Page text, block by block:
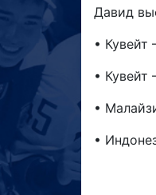
Давид
•
•
•
•